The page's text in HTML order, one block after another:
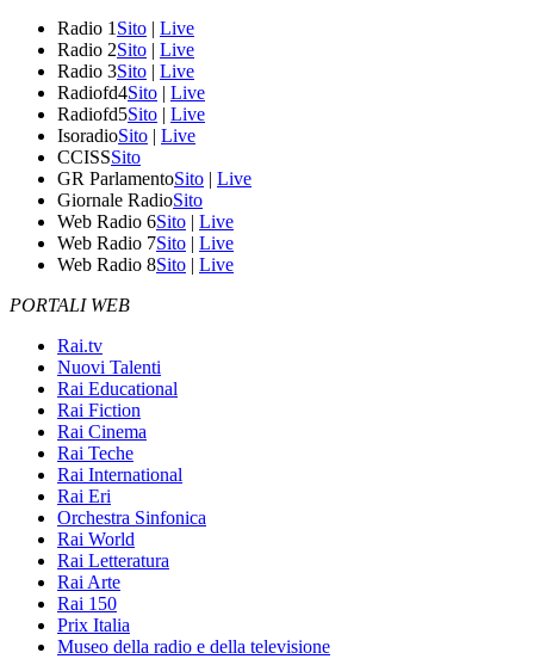
Radio 1 Sito | Live
Radio 2Sito | Live
Radio 3Sito | Live
Radiofd4Sito | Live
Radiofd5Sito | Live
IsoradioSito | Live
CCISSSito
GR ParlamentoSito | Live
Giornale RadioSito
Web Radio 6Sito | Live
Web Radio 7Sito | Live
Web Radio 8Sito | Live
PORTALI WEB
Rai.tv
Nuovi Talenti
Rai Educational
Rai Fiction
Rai Cinema
Rai Teche
Rai International
Rai Eri
Orchestra Sinfonica
Rai World
Rai Letteratura
Rai Arte
Rai 150
Prix Italia
Museo della radio e della televisione